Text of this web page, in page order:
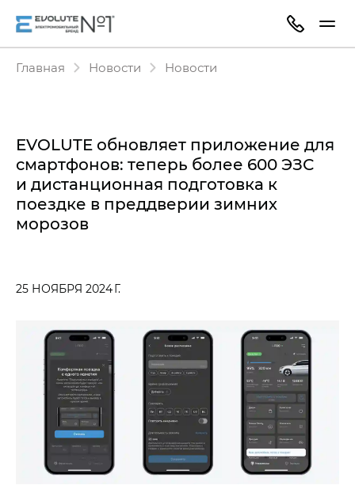
Главная Новости Новости
EVOLUTE обновляет приложение для
смартфонов: теперь более 600 ЭЗС
и дистанционная подготовка к
поездке в преддверии зимних
морозов
25 НОЯБРЯ 2024 Г.